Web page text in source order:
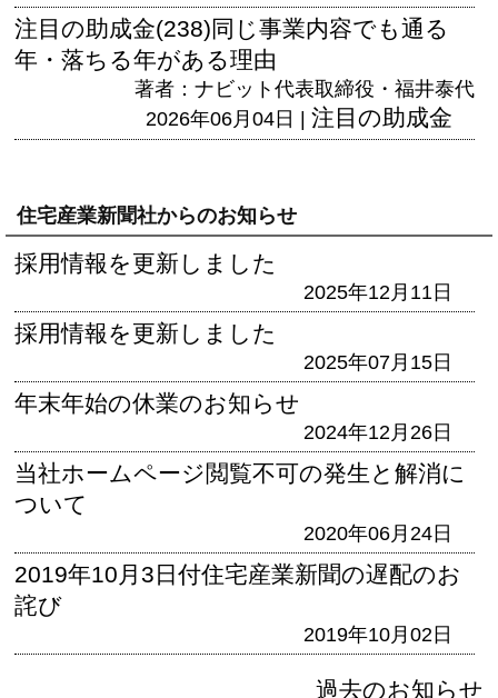
注目の助成金(238)同じ事業内容でも通る
年・落ちる年がある理由
著者：ナビット代表取締役・福井泰代
2026年06月04日 | 注目の助成金
住宅産業新聞社からのお知らせ
採用情報を更新しました
2025年12月11日
採用情報を更新しました
2025年07月15日
年末年始の休業のお知らせ
2024年12月26日
当社ホームページ閲覧不可の発生と解消に
ついて
2020年06月24日
2019年10月3日付住宅産業新聞の遅配のお
詫び
2019年10月02日
過去のお知らせ